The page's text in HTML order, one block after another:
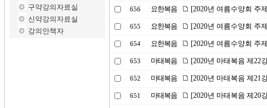
구약강의자료실
신약강의자료실
강의안책자
656 요한복음 [2020년 여름수양회 주
655 요한복음 [2020년 여름수양회 주
654 요한복음 [2020년 여름수양회 주
653 마태복음 [2020년 마태복음 제22
652 마태복음 [2020년 마태복음 제21
651 마태복음 [2020년 마태복음 제20